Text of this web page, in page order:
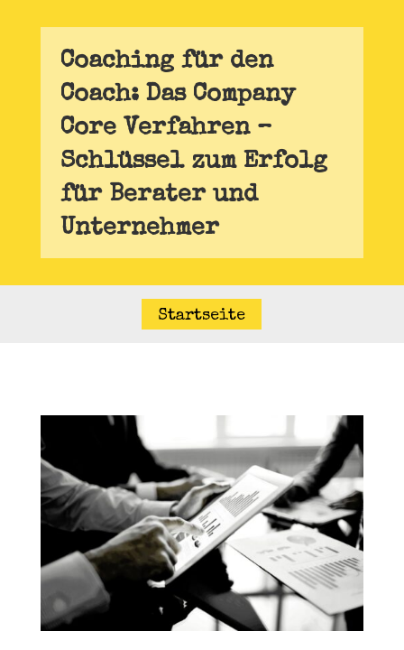
Coaching für den
Coach: Das Company
Core Verfahren –
Schlüssel zum Erfolg
für Berater und
Unternehmer
Startseite